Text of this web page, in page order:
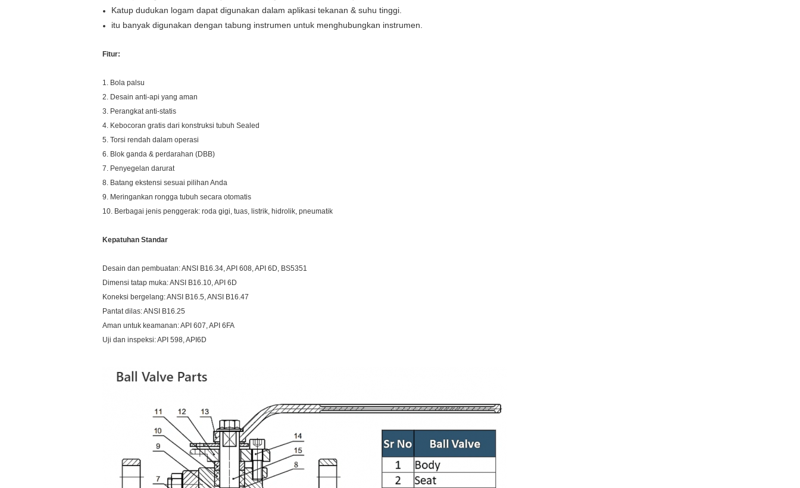
Katup dudukan logam dapat digunakan dalam aplikasi tekanan & suhu tinggi.
itu banyak digunakan dengan tabung instrumen untuk menghubungkan instrumen.
Fitur:
1. Bola palsu
2. Desain anti-api yang aman
3. Perangkat anti-statis
4. Kebocoran gratis dari konstruksi tubuh Sealed
5. Torsi rendah dalam operasi
6. Blok ganda & perdarahan (DBB)
7. Penyegelan darurat
8. Batang ekstensi sesuai pilihan Anda
9. Meringankan rongga tubuh secara otomatis
10. Berbagai jenis penggerak: roda gigi, tuas, listrik, hidrolik, pneumatik
Kepatuhan Standar
Desain dan pembuatan: ANSI B16.34, API 608, API 6D, BS5351
Dimensi tatap muka: ANSI B16.10, API 6D
Koneksi bergelang: ANSI B16.5, ANSI B16.47
Pantat dilas: ANSI B16.25
Aman untuk keamanan: API 607, API 6FA
Uji dan inspeksi: API 598, API6D